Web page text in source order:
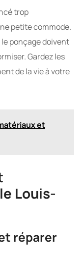
trop
petite commode.
le ponçage doivent
Gardez les
de la vie à votre
et
Louis-
réparer